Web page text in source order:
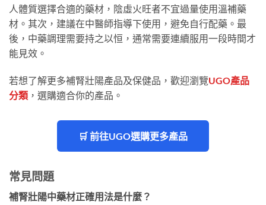
人體質選擇合適的藥材，陰虛火旺者不宜過量使用溫補藥
材。其次，建議在中醫師指導下使用，避免自行配藥。最
後，中藥調理需要持之以恒，通常需要連續服用一段時間才
能見效。
若想了解更多補腎壯陽產品及保健品，歡迎瀏覽UGO產品
分類 ，選購適合你的產品。
🛒 前往UGO選購更多產品
常見問題
補腎壯陽中藥材正確用法是什麼？